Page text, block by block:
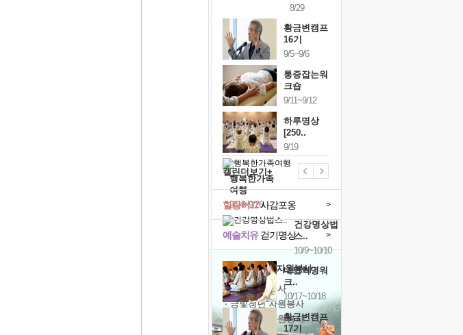
8/29
황금변캠프
16기
9/5~9/6
통증잡는워
크숍
9/11~9/12
하루명상
[250..
9/19
행복한가족
여행
9/24~9/26
건강명상법
스..
10/9~10/10
내면혁명워
크..
10/17~10/18
황금변캠프
17기
캘린더보기+
예술치유걷기명상 >
힐링허그사감포옹 >
'옹달샘의 꽃'자원봉사
· 청년 자원봉사
· 금빛청년 자원봉사
· 음식연구 자원봉사